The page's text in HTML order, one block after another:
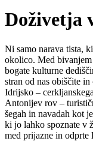
Doživetja
Ni samo narava tista,
okolico. Med
bogate kulturne
stran od nas obiščite
Idrijsko –
Antonijev rov –
šegah in navadah kot
ki jo lahko spoznate v
med prijazne in odprte